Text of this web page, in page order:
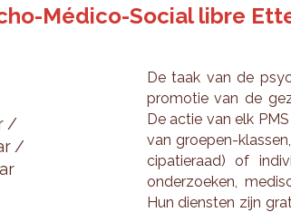
Médico-Social libre
De taak van de
pro­mo­tie van de
De actie van elk
van groe­pen-
ci­pa­tie­raad) of
on­der­zoe­ken,
Hun dien­sten zijn